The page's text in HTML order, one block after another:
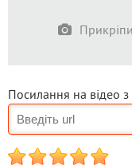
Посилання на відео
1 2 3 4 5